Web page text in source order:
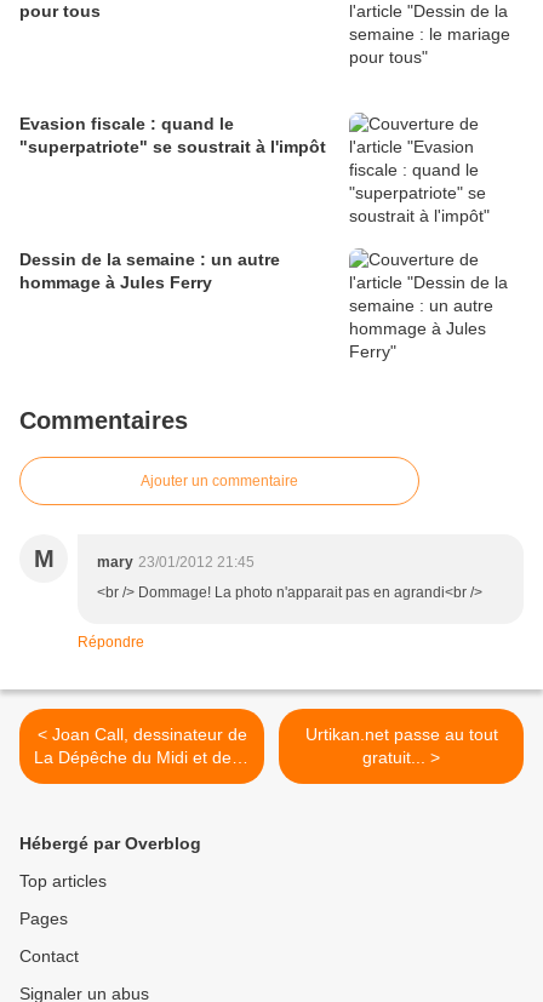
pour tous
Evasion fiscale : quand le
"superpatriote" se soustrait à l'impôt
Dessin de la semaine : un autre
hommage à Jules Ferry
Commentaires
Ajouter un commentaire
M mary 23/01/2012 21:45
<br /> Dommage! La photo n'apparait pas en agrandi<br />
Répondre
< Joan Call, dessinateur de
La Dépêche du Midi et de la
revue Espoir
Urtikan.net passe au tout
gratuit... >
Hébergé par Overblog
Top articles
Pages
Contact
Signaler un abus